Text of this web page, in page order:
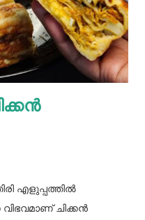
എളുപ്പത്തിൽ
ചിക്കൻ